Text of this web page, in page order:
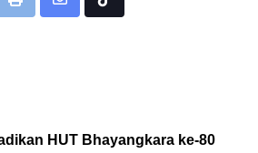
Print
Share
Tiktok
HUT Bhayangkara ke-80